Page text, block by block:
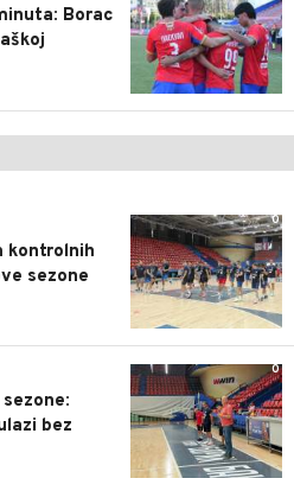
Borac
0
kontrolnih
sezone
0
bez